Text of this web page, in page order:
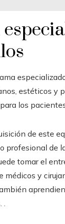
estéticos y
los
de este
profesional de
tomar el
médicos y
.